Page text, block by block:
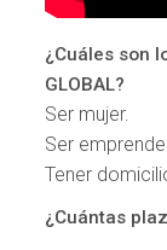
¿Cuáles son
GLOBAL?
Ser mujer.
Ser
Tener
¿Cuántas